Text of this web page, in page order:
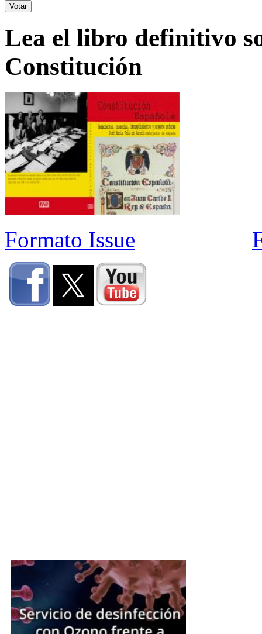
Lea el libro definitivo
Constitución
Formato Issue